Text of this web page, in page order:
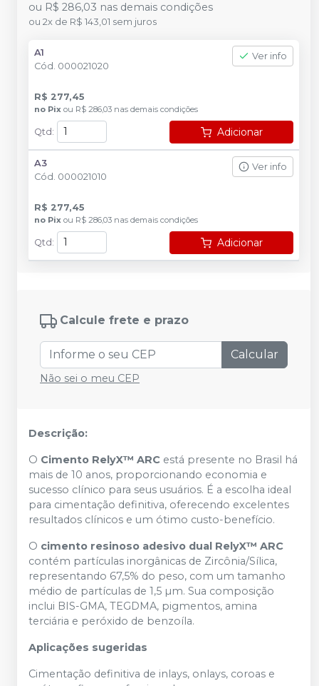
ou R$ 286,03 nas demais condições
ou 2x de R$ 143,01 sem juros
A1
Cód. 000021020
Ver info
R$ 277,45
no Pix ou R$ 286,03 nas demais condições
Qtd : Adicionar
A3
Cód. 000021010
Ver info
R$ 277,45
no Pix ou R$ 286,03 nas demais condições
Qtd : Adicionar
Calcule frete e prazo
Calcular
Não sei o meu CEP
Descrição:
O Cimento RelyX™ ARC está presente no Brasil há
mais de 10 anos, proporcionando economia e
sucesso clínico para seus usuários. É a escolha ideal
para cimentação definitiva, oferecendo excelentes
resultados clínicos e um ótimo custo-benefício.
O cimento resinoso adesivo dual RelyX™ ARC
contém partículas inorgânicas de Zircônia/Sílica,
representando 67,5% do peso, com um tamanho
médio de partículas de 1,5 µm. Sua composição
inclui BIS-GMA, TEGDMA, pigmentos, amina
terciária e peróxido de benzoíla.
Aplicações sugeridas
Cimentação definitiva de inlays, onlays, coroas e